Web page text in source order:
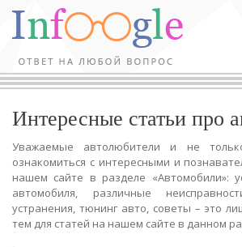
Интересные статьи про
Уважаемые автолюбители и не
ознакомиться с интересными и
нашем сайте в разделе «Автомобили»:
автомобиля, различные
устранения, тюнинг авто, советы – это
тем для статей на нашем сайте в данном